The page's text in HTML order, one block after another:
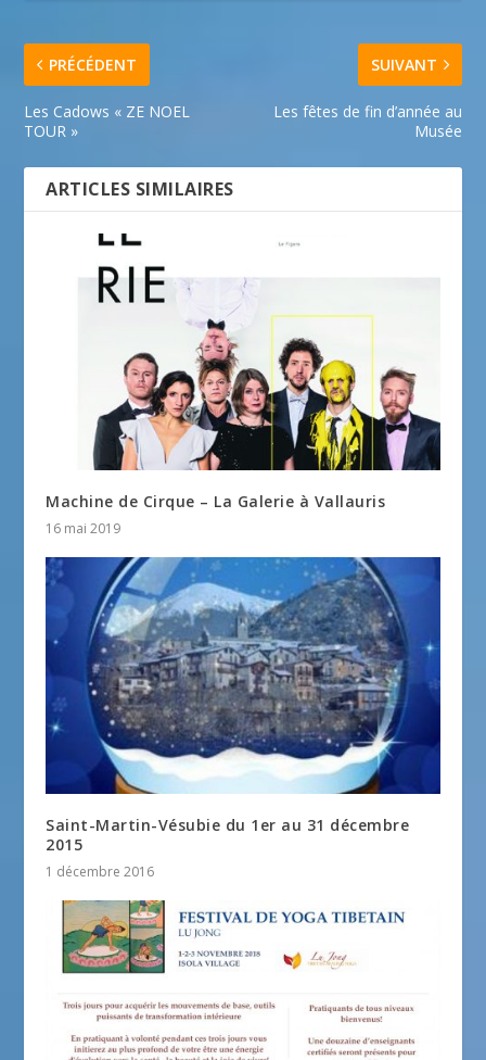
PRÉCÉDENT
Les Cadows « ZE NOEL
TOUR »
SUIVANT
Les fêtes de fin d’année au
Musée
ARTICLES SIMILAIRES
Machine de Cirque – La Galerie à Vallauris
16 mai 2019
Saint-Martin-Vésubie du 1er au 31 décembre
2015
1 décembre 2016